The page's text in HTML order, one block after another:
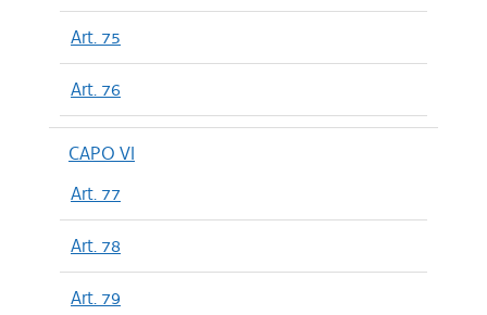
Art. 75
Art. 76
CAPO VI
Art. 77
Art. 78
Art. 79